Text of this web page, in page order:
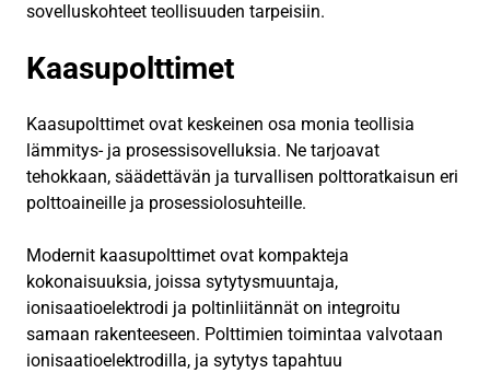
sovelluskohteet teollisuuden tarpeisiin.
Kaasupolttimet
Kaasupolttimet ovat keskeinen osa monia teollisia
lämmitys- ja prosessisovelluksia. Ne tarjoavat
tehokkaan, säädettävän ja turvallisen polttoratkaisun eri
polttoaineille ja prosessiolosuhteille.
Modernit kaasupolttimet ovat kompakteja
kokonaisuuksia, joissa sytytysmuuntaja,
ionisaatioelektrodi ja poltinliitännät on integroitu
samaan rakenteeseen. Polttimien toimintaa valvotaan
ionisaatioelektrodilla, ja sytytys tapahtuu